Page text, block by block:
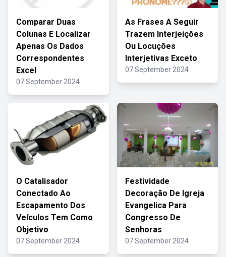
Comparar Duas
Colunas E Localizar
Apenas Os Dados
Correspondentes
Excel
07 September 2024
As Frases A Seguir
Trazem Interjeições
Ou Locuções
Interjetivas Exceto
07 September 2024
O Catalisador
Conectado Ao
Escapamento Dos
Veículos Tem Como
Objetivo
07 September 2024
Festividade
Decoração De Igreja
Evangelica Para
Congresso De
Senhoras
07 September 2024